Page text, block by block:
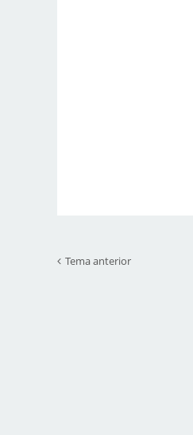
Tema anterior